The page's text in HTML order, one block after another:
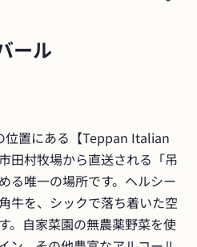
ール
位置にある【Teppan Italian
田村牧場から直送される「吊
る唯一の場所です。ヘルシー
牛を、シックで落ち着いた空
。自家菜園の無農薬野菜を使